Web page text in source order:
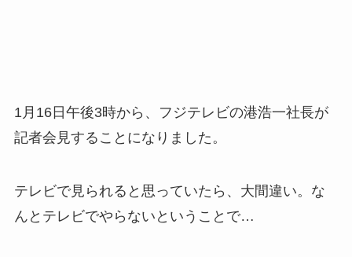
1月16日午後3時から、フジテレビの港浩一社長が
記者会見することになりました。
テレビで見られると思っていたら、大間違い。な
んとテレビでやらないということで…